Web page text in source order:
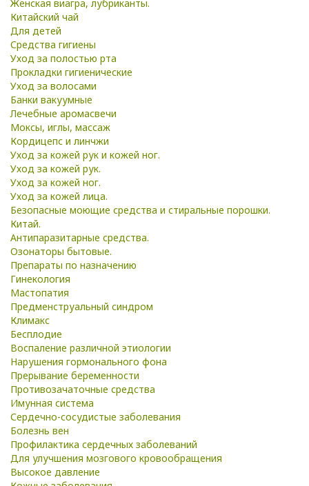
Женская виагра, лубриканты.
Китайский чай
Для детей
Средства гигиены
Уход за полостью рта
Прокладки гигиенические
Уход за волосами
Банки вакуумные
Лечебные аромасвечи
Моксы, иглы, массаж
Кордицепс и линчжи
Уход за кожей рук и кожей ног.
Уход за кожей рук.
Уход за кожей ног.
Уход за кожей лица.
Безопасные моющие средства и стиральные порошки.
Китай.
Антипаразитарные средства.
Озонаторы бытовые.
Препараты по назначению
Гинекология
Мастопатия
Предменструальный синдром
Климакс
Бесплодие
Воспаление различной этиологии
Нарушения гормонального фона
Прерывание беременности
Противозачаточные средства
Имунная система
Сердечно-сосудистые заболевания
Болезнь вен
Профилактика сердечных заболеваний
Для улучшения мозгового кровообращения
Высокое давление